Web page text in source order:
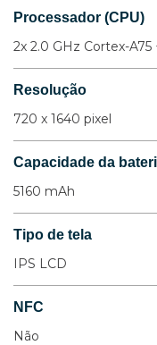
Processador (CPU)
2x 2.0 GHz Cortex-A75
Resolução
720 x 1640 pixel
Capacidade da
5160 mAh
Tipo de tela
IPS LCD
NFC
Não